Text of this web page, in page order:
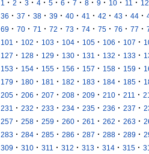
1 · 2 · 3 · 4 · 5 · 6 · 7 · 8 · 9 · 10 · 11 · 12
36 · 37 · 38 · 39 · 40 · 41 · 42 · 43 · 44 ·
69 · 70 · 71 · 72 · 73 · 74 · 75 · 76 · 77 ·
101
· 102 · 103 · 104 · 105 · 106 · 107 ·
127 · 128 · 129 · 130 · 131 · 132 · 133 ·
153 · 154 · 155 · 156 · 157 · 158 · 159 ·
179 · 180 · 181 · 182 · 183 · 184 · 185 ·
205 · 206 · 207 · 208 · 209 · 210 · 211 ·
231
· 232 · 233 · 234 · 235 · 236 · 237 ·
257 · 258 · 259 · 260 · 261 · 262 · 263 ·
283 · 284 · 285 · 286 · 287 · 288 · 289 ·
309 · 310 · 311 · 312 · 313 · 314 · 315 ·